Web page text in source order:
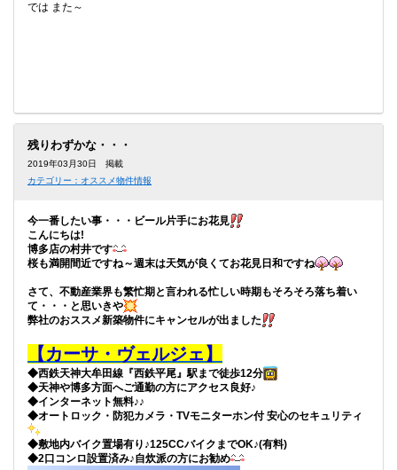
では また～
残りわずかな・・・
2019年03月30日 掲載
カテゴリー：オススメ物件情報
今一番したい事・・・ビール片手にお花見
こんにちは!
博多店の村井です
桜も満開間近ですね～週末は天気が良くてお花見日和ですね
さて、不動産業界も繁忙期と言われる忙しい時期もそろそろ落ち着い
て・・・と思いきや
弊社のおススメ新築物件にキャンセルが出ました
【カーサ・ヴェルジェ】
◆西鉄天神大牟田線『西鉄平尾』駅まで徒歩12分
◆天神や博多方面へご通勤の方にアクセス良好♪
◆インターネット無料♪♪
◆オートロック・防犯カメラ・TVモニターホン付 安心のセキュリティ
◆敷地内バイク置場有り♪125CCバイクまでOK♪(有料)
◆2口コンロ設置済み♪自炊派の方にお勧め